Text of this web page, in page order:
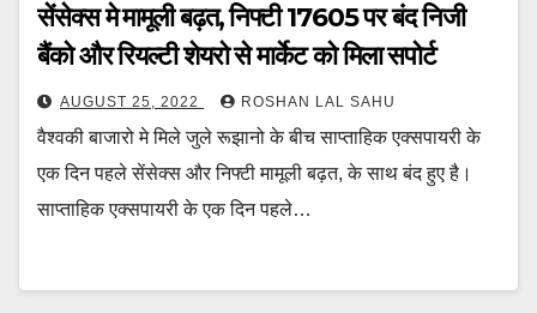
सेंसेक्स मे मामूली बढ़त, निफ्टी 17605 पर बंद निजी
बैंको और रियल्टी शेयरो से मार्केट को मिला सपोर्ट
AUGUST 25, 2022 ROSHAN LAL SAHU
वैश्वकी बाजारो मे मिले जुले रूझानो के बीच साप्ताहिक एक्सपायरी के
एक दिन पहले सेंसेक्स और निफ्टी मामूली बढ़त, के साथ बंद हुए है।
साप्ताहिक एक्सपायरी के एक दिन पहले…